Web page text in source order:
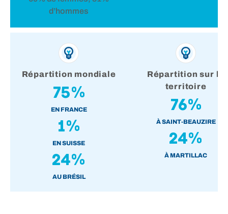
d’hommes
Répartition mondiale
75%
EN FRANCE
1%
EN SUISSE
24%
AU BRÉSIL
Répartition sur le
territoire
76%
À SAINT-BEAUZIRE
24%
À MARTILLAC